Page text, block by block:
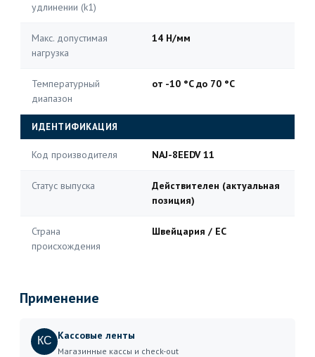
удлинении (k1)
Макс. допустимая
нагрузка
14 Н/мм
Температурный
диапазон
от -10 °C до 70 °C
ИДЕНТИФИКАЦИЯ
Код производителя NAJ-8EEDV 11
Статус выпуска
Действителен (актуальная
позиция)
Страна
происхождения
Швейцария / ЕС
Применение
КС Кассовые ленты
Магазинные кассы и check-out